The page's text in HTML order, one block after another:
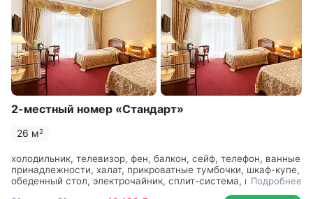
2-м­естны­й номер «Станд­арт»
26 м2
холодильник, телевизор, фен, балкон, сейф, телефон, ванные
принадлежности, халат, прикроватные тумбочки, шкаф-купе,
обеденный стол, электрочайник, сплит-система, ванная
Подробнее